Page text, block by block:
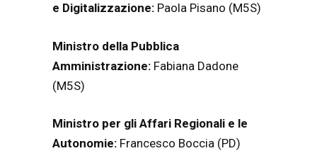
e Digitalizzazione: Paola Pisano (M5S)
Ministro della Pubblica
Amministrazione: Fabiana Dadone
(M5S)
Ministro per gli Affari Regionali e le
Autonomie: Francesco Boccia (PD)